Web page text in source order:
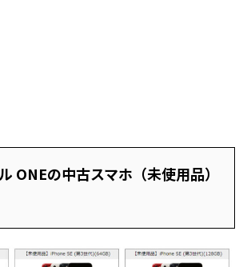
ONEの中古スマホ（未使用品）